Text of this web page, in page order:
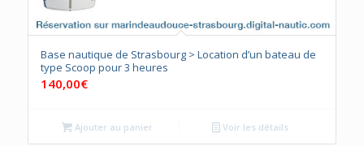
Base nautique de Strasbourg > Location d’un bateau de
type Scoop pour 3 heures
140,00€
Ajouter au panier Voir les détails